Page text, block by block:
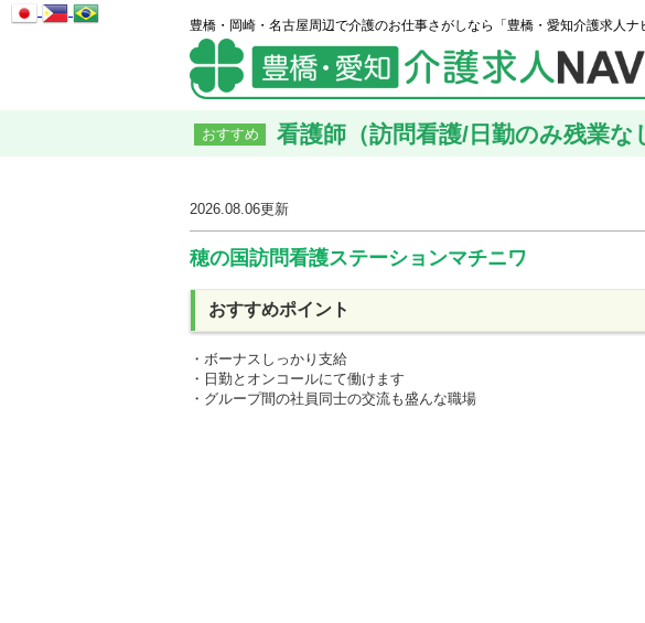
豊橋・岡崎・名古屋周辺で介護のお仕事さがしなら「豊橋・愛知介護求人ナ
おすすめ 看護師（訪問看護/日勤のみ残業な
2026.08.06更新
穂の国訪問看護ステーションマチニワ
おすすめポイント
・ボーナスしっかり支給
・日勤とオンコールにて働けます
・グループ間の社員同士の交流も盛んな職場